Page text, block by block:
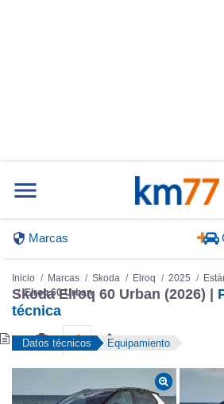
Marcas
Inicio Marcas Skoda Elroq 2025
Elroq 60 Urban
Skoda Elroq 60 Urban (2026) |
técnica
Datos técnicos Equipamiento